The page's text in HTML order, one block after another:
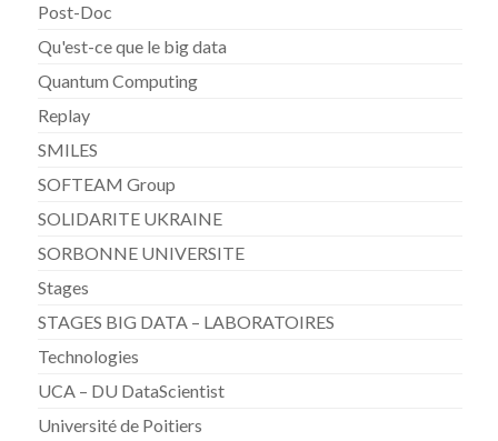
Post-Doc
Qu'est-ce que le big data
Quantum Computing
Replay
SMILES
SOFTEAM Group
SOLIDARITE UKRAINE
SORBONNE UNIVERSITE
Stages
STAGES BIG DATA – LABORATOIRES
Technologies
UCA – DU DataScientist
Université de Poitiers